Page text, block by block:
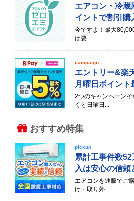
エアコン・冷蔵
イントで割引購
今ですよ！最大
は要...
campaign
エントリー&楽
月曜日ポイント
2つのキャンペーン
くと日曜日...
おすすめ特集
pickup
累計工事件数
入は安心の信頼
エアコンを通販でご
け・取り外...